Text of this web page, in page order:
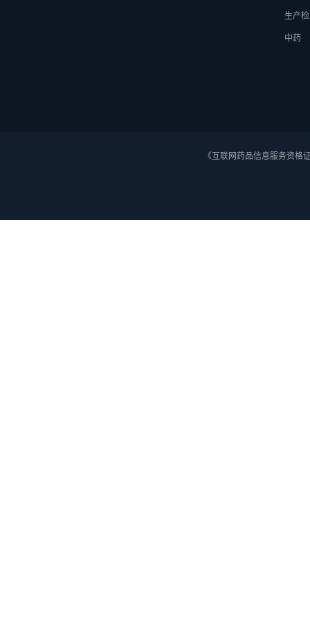
生产
中药
《互联网药品信息服务资